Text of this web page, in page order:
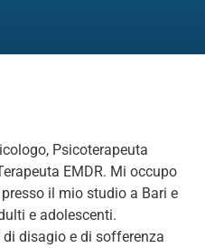
Psicoterapeuta
EMDR. Mi occupo
il mio studio a Bari e
e adolescenti.
disagio e di sofferenza